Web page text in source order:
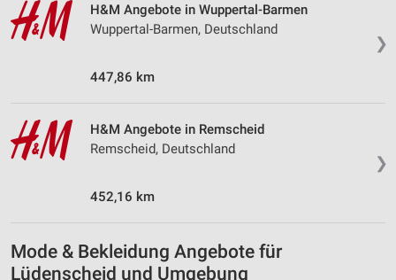
❯
H&M Angebote in Wuppertal-Barmen
Wuppertal-Barmen, Deutschland
447,86 km
❯
H&M Angebote in Remscheid
Remscheid, Deutschland
452,16 km
Mode & Bekleidung Angebote für
Lüdenscheid und Umgebung